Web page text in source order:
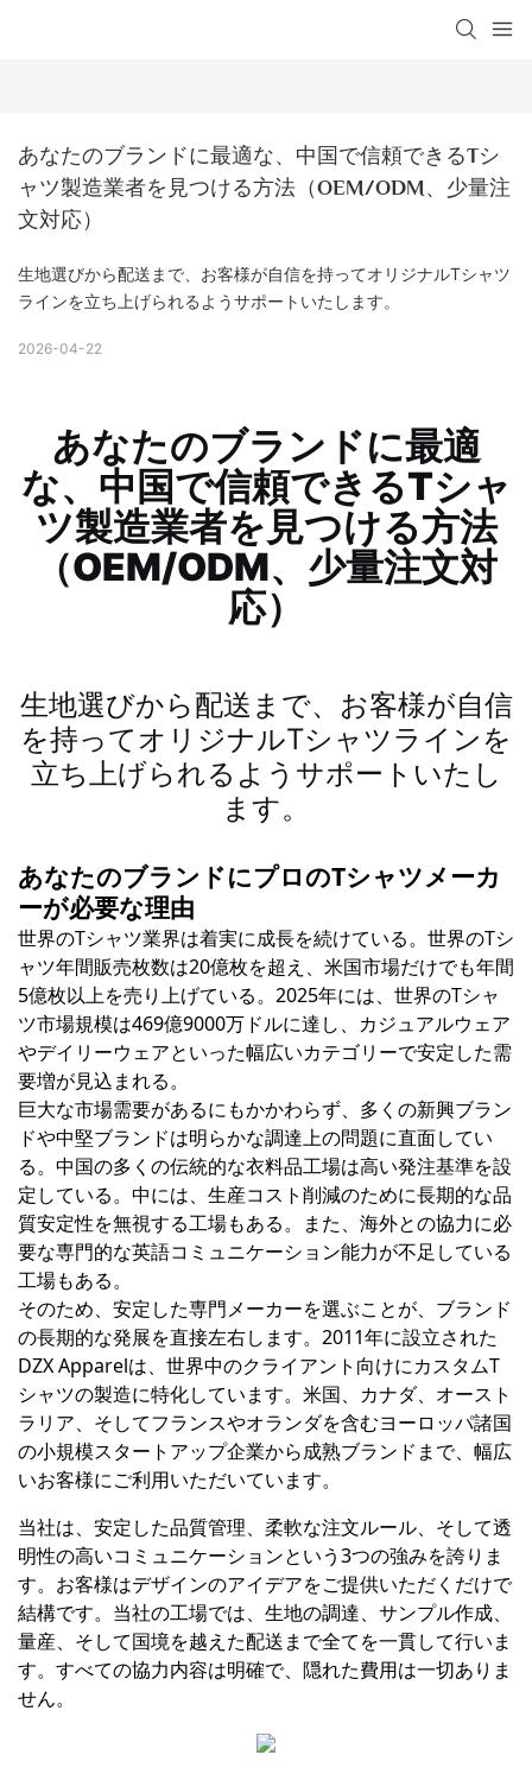
あなたのブランドに最適な、中国で信頼できるTシ
ャツ製造業者を見つける方法（OEM/ODM、少量注
文対応）
生地選びから配送まで、お客様が自信を持ってオリジナルTシャツ
ラインを立ち上げられるようサポートいたします。
2026-04-22
あなたのブランドに最適
な、中国で信頼できるTシャ
ツ製造業者を見つける方法
（OEM/ODM、少量注文対
応）
生地選びから配送まで、お客様が自信
を持ってオリジナルTシャツラインを
立ち上げられるようサポートいたし
ます。
あなたのブランドにプロのTシャツメーカ
ーが必要な理由
世界のTシャツ業界は着実に成長を続けている。世界のTシ
ャツ年間販売枚数は20億枚を超え、米国市場だけでも年間
5億枚以上を売り上げている。2025年には、世界のTシャ
ツ市場規模は469億9000万ドルに達し、カジュアルウェア
やデイリーウェアといった幅広いカテゴリーで安定した需
要増が見込まれる。
巨大な市場需要があるにもかかわらず、多くの新興ブラン
ドや中堅ブランドは明らかな調達上の問題に直面してい
る。中国の多くの伝統的な衣料品工場は高い発注基準を設
定している。中には、生産コスト削減のために長期的な品
質安定性を無視する工場もある。また、海外との協力に必
要な専門的な英語コミュニケーション能力が不足している
工場もある。
そのため、安定した専門メーカーを選ぶことが、ブランド
の長期的な発展を直接左右します。2011年に設立された
DZX Apparelは、世界中のクライアント向けにカスタムT
シャツの製造に特化しています。米国、カナダ、オースト
ラリア、そしてフランスやオランダを含むヨーロッパ諸国
の小規模スタートアップ企業から成熟ブランドまで、幅広
いお客様にご利用いただいています。
当社は、安定した品質管理、柔軟な注文ルール、そして透
明性の高いコミュニケーションという3つの強みを誇りま
す。お客様はデザインのアイデアをご提供いただくだけで
結構です。当社の工場では、生地の調達、サンプル作成、
量産、そして国境を越えた配送まで全てを一貫して行いま
す。すべての協力内容は明確で、隠れた費用は一切ありま
せん。